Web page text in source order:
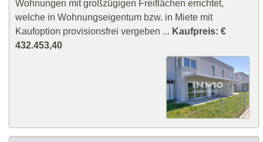
Wohnungen mit großzügigen Freiflächen errichtet,
welche in Wohnungseigentum bzw. in Miete mit
Kaufoption provisionsfrei vergeben ... Kaufpreis: €
432.453,40